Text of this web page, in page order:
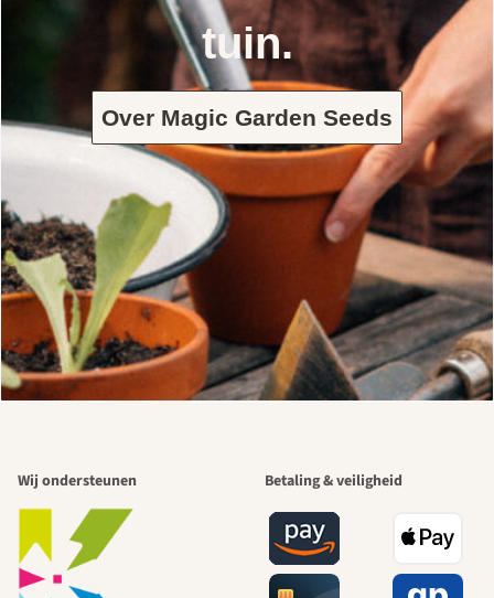
tuin.
Over Magic Garden Seeds
Wij ondersteunen Betaling & veiligheid